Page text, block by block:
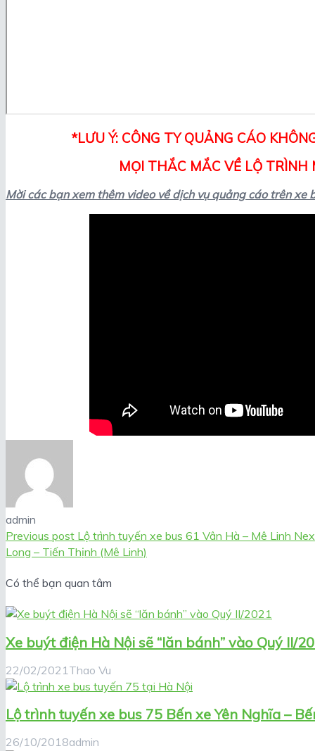
*LƯU Ý: CÔNG TY QUẢNG CÁO
MỌI THẮC MẮC VỀ LỘ TRÌNH
Mời các bạn xem thêm video về dịch vụ quảng cáo trên xe
admin
Previous post Lộ trình tuyến xe bus 61 Vân Hà – Mê Linh
Long – Tiến Thịnh (Mê Linh)
Có thể bạn quan tâm
Xe buýt điện Hà Nội sẽ “lăn bánh” vào Quý II/
22/02/2021 Thao Vu
Lộ trình tuyến xe bus 75 Bến xe Yên Nghĩa –
26/10/2018admin